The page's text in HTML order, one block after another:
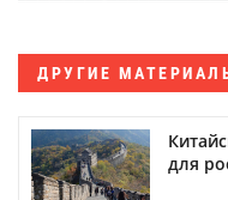
ДРУГИЕ
для